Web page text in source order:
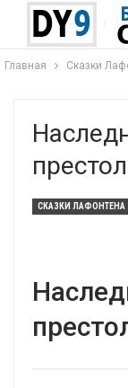
Главная Сказки
СКАЗКИ ЛАФОНТЕНА